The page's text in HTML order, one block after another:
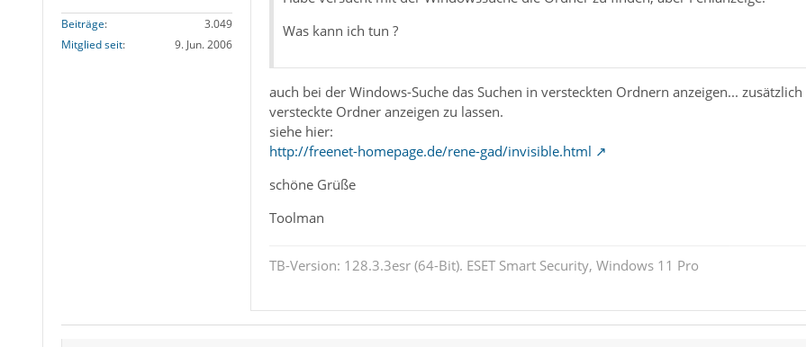
Beiträge
3.049
Mitglied seit
9. Jun. 2006
Was kann ich tun ?
auch bei der Windows-Suche das Suchen in versteckten Ordnern anzeigen...
versteckte Ordner anzeigen zu lassen.
siehe hier:
http://freenet-homepage.de/rene-gad/invisible.html
schöne Grüße
Toolman
TB-Version: 128.3.3esr (64-Bit). ESET Smart Security, Windows 11 Pro